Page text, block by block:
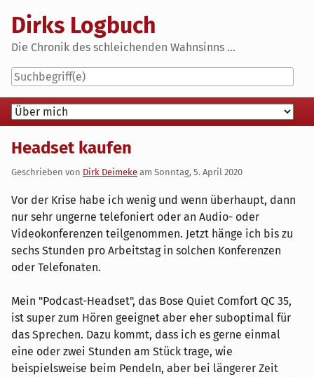
content
Dirks Logbuch
Die Chronik des schleichenden Wahnsinns ...
Navigation
Headset kaufen
Geschrieben von Dirk Deimeke am Sonntag, 5. April 2020
Vor der Krise habe ich wenig und wenn überhaupt, dann
nur sehr ungerne telefoniert oder an Audio- oder
Videokonferenzen teilgenommen. Jetzt hänge ich bis zu
sechs Stunden pro Arbeitstag in solchen Konferenzen
oder Telefonaten.
Mein "Podcast-Headset", das Bose Quiet Comfort QC 35,
ist super zum Hören geeignet aber eher suboptimal für
das Sprechen. Dazu kommt, dass ich es gerne einmal
eine oder zwei Stunden am Stück trage, wie
beispielsweise beim Pendeln, aber bei längerer Zeit